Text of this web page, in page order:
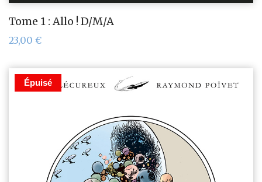
Tome 1 : Allo ! D/M/A
23,00 €
Épuisé